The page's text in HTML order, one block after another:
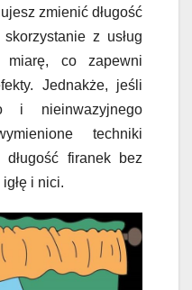
zmienić długość
z usług
co zapewni
Jednakże, jeśli
i nieinwazyjnego
techniki
firanek bez
i nici.